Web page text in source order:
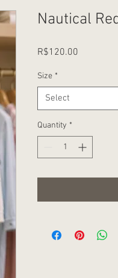
Nautical
R$120.00
Size *
Select
Quantity *